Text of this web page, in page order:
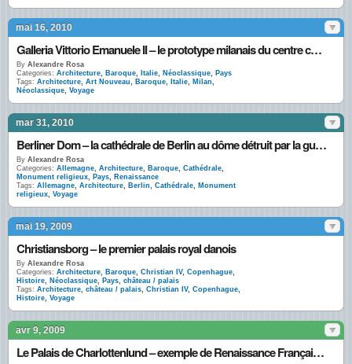
mai 16, 2010
Galleria Vittorio Emanuele II – le prototype milanais du centre commercial moderne
By Alexandre Rosa
Categories: Architecture, Baroque, Italie, Néoclassique, Pays
Tags: Architecture, Art Nouveau, Baroque, Italie, Milan,
Néoclassique, Voyage
mar 31, 2010
Berliner Dom – la cathédrale de Berlin au dôme détruit par la guerre
By Alexandre Rosa
Categories: Allemagne, Architecture, Baroque, Cathédrale,
Monument religieux, Pays, Renaissance
Tags: Allemagne, Architecture, Berlin, Cathédrale, Monument
religieux, Voyage
mai 19, 2009
Christiansborg – le premier palais royal danois
By Alexandre Rosa
Categories: Architecture, Baroque, Christian IV, Copenhague,
Histoire, Néoclassique, Pays, château / palais
Tags: Architecture, château / palais, Christian IV, Copenhague,
Histoire, Voyage
avr 9, 2009
Le Palais de Charlottenlund – exemple de Renaissance Française au Danemark